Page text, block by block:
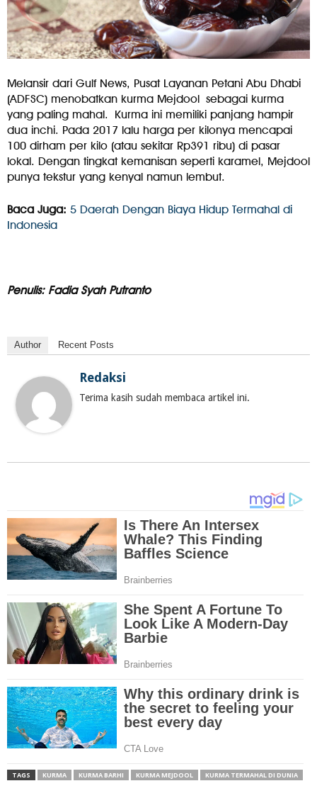
Melansir dari Gulf News, Pusat Layanan Petani Abu Dhabi
(ADFSC) menobatkan kurma Mejdool sebagai kurma
yang paling mahal. Kurma ini memiliki panjang hampir
dua inchi. Pada 2017 lalu harga per kilonya mencapai
100 dirham per kilo (atau sekitar Rp391 ribu) di pasar
lokal. Dengan tingkat kemanisan seperti karamel, Mejdool
punya tekstur yang kenyal namun lembut.
Baca Juga: 5 Daerah Dengan Biaya Hidup Termahal di
Indonesia
Penulis: Fadia Syah Putranto
Author Recent Posts
Redaksi
Terima kasih sudah membaca artikel ini.
TAGS KURMA KURMA BARHI KURMA MEJDOOL KURMA TERMAHAL DI DUNIA